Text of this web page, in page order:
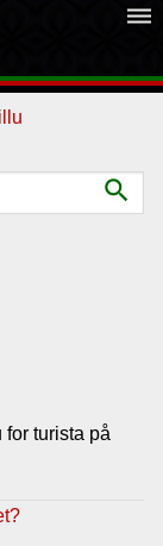
dehaze
search
for turista på